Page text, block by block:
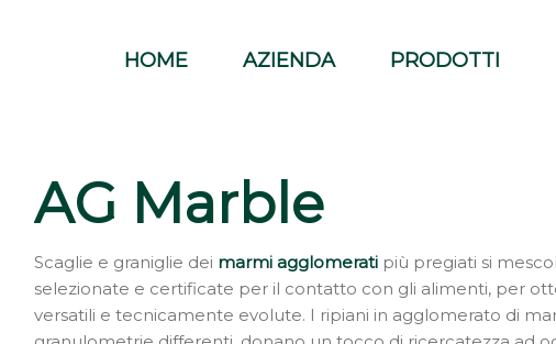
HOME AZIENDA PRODOTTI
AG Marble
Scaglie e graniglie dei marmi agglomerati più pregiati si
selezionate e certificate per il contatto con gli alimenti, per
versatili e tecnicamente evolute. I ripiani in agglomerato di